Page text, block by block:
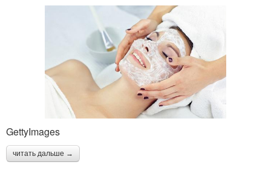
GettyImages
читать дальше →